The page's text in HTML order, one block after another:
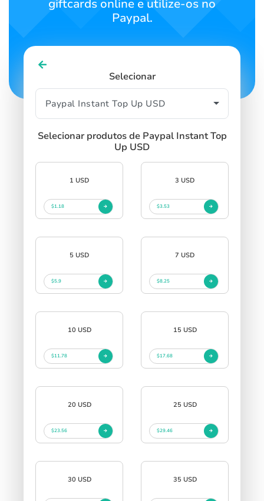
giftcards online e utilize-os no
Paypal.
Selecionar
Selecionar produtos de Paypal Instant Top
Up USD
1 USD
$1.18
3 USD
$3.53
5 USD
$5.9
7 USD
$8.25
10 USD
$11.78
15 USD
$17.68
20 USD
$23.56
25 USD
$29.46
30 USD 35 USD